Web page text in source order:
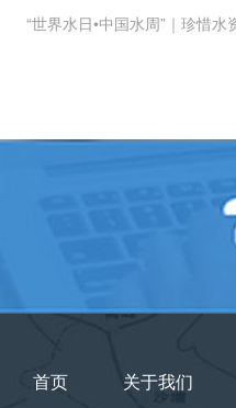
“世界水日•中国水周”｜珍惜
首页 关于我们